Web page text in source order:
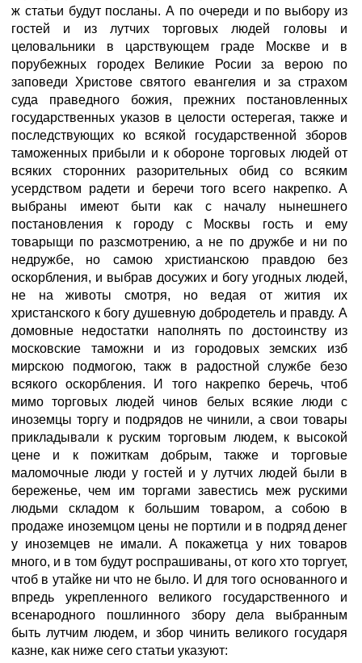
ж статьи будут посланы. А по очереди и по выбору из
гостей и из лутчих торговых людей головы и
целовальники в царствующем граде Москве и в
порубежных городех Великие Росии за верою по
заповеди Христове святого евангелия и за страхом
суда праведного божия, прежних постановленных
государственных указов в целости остерегая, также и
последствующих ко всякой государственной зборов
таможенных прибыли и к обороне торговых людей от
всяких сторонних разорительных обид со всяким
усердством радети и беречи того всего накрепко. А
выбраны имеют быти как с началу нынешнего
постановления к городу с Москвы гость и ему
товарыщи по разсмотрению, а не по дружбе и ни по
недружбе, но самою христианскою правдою без
оскорбления, и выбрав досужих и богу угодных людей,
не на животы смотря, но ведая от жития их
христанского к богу душевную добродетель и правду. А
домовные недостатки наполнять по достоинству из
московские таможни и из городовых земских изб
мирскою подмогою, такж в радостной службе безо
всякого оскорбления. И того накрепко беречь, чтоб
мимо торговых людей чинов белых всякие люди с
иноземцы торгу и подрядов не чинили, а свои товары
прикладывали к руским торговым людем, к высокой
цене и к пожиткам добрым, также и торговые
маломочные люди у гостей и у лутчих людей были в
береженье, чем им торгами завестись меж рускими
людьми складом к большим товаром, а собою в
продаже иноземцом цены не портили и в подряд денег
у иноземцев не имали. А покажетца у них товаров
много, и в том будут роспрашиваны, от кого хто торгует,
чтоб в утайке ни что не было. И для того основанного и
впредь укрепленного великого государственного и
всенародного пошлинного збору дела выбранным
быть лутчим людем, и збор чинить великого государя
казне, как ниже сего статьи указуют: